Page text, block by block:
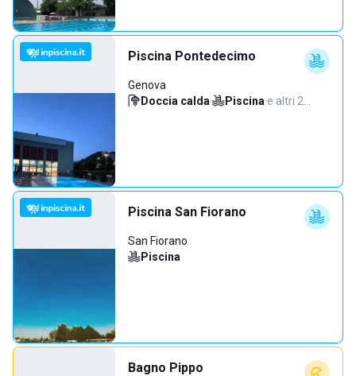
Piscina Pontedecimo
Genova
Doccia calda· Piscina·e altri 2…
Piscina San Fiorano
San Fiorano
Piscina
Bagno Pippo